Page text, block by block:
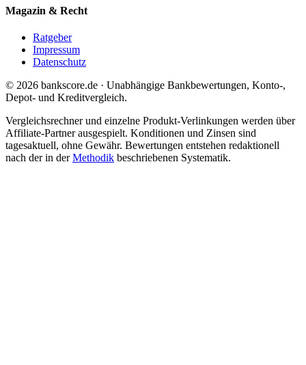
Magazin & Recht
Ratgeber
Impressum
Datenschutz
© 2026 bankscore.de · Unabhängige Bankbewertungen, Konto-,
Depot- und Kreditvergleich.
Vergleichsrechner und einzelne Produkt-Verlinkungen werden über
Affiliate-Partner ausgespielt. Konditionen und Zinsen sind
tagesaktuell, ohne Gewähr. Bewertungen entstehen redaktionell
nach der in derMethodik beschriebenen Systematik.